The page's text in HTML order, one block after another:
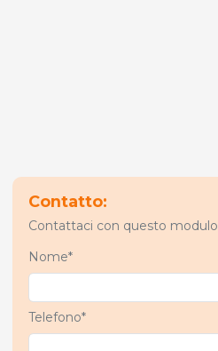
Contatto:
Contattaci con questo modulo
Nome*
Telefono*